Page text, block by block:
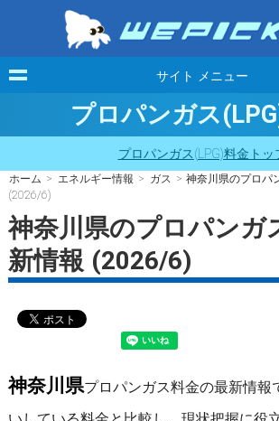
サイト メニュー
プロパンガス
プロパンガス(LPG)料金トッ
ホーム > エネルギー情報 > ガス > 神奈川県のプロパ
(2026/6)
神奈川県のプロパンガ
新情報 (2026/6)
神奈川県プロパンガス料金の最新情報